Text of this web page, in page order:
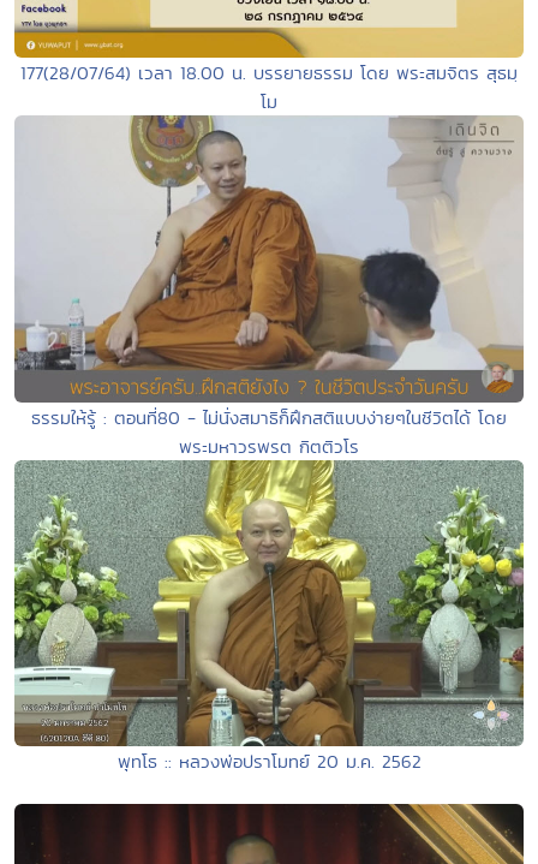
177(28/07/64) เวลา 18.00 น. บรรยายธรรม โดย พระสมจิตร สุธมฺ
โม
ธรรมให้รู้ : ตอนที่80 - ไม่นั่งสมาธิก็ฝึกสติแบบง่ายๆในชีวิตได้ โดย
พระมหาวรพรต กิตติวโร
พุทโธ :: หลวงพ่อปราโมทย์ 20 ม.ค. 2562